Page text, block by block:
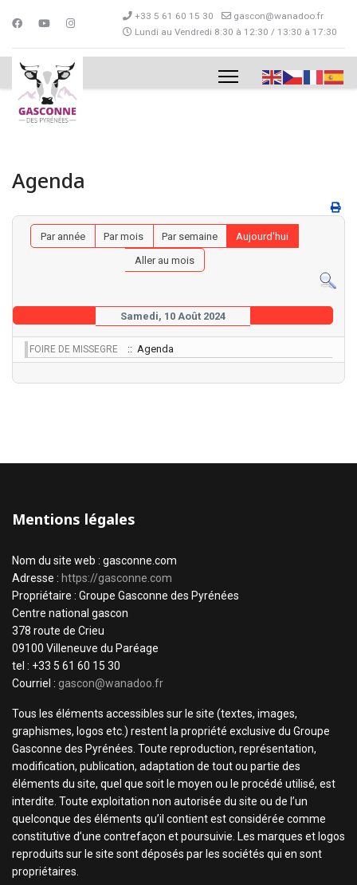
+33 5 61 60 15 30
gascon@wanadoo.fr
Lundi au Vendredi 8:30 à 12:30 / 13:30 à 17:30
Agenda
Par année Par mois Par semaine
Aujourd'hui
Aller au mois
Samedi, 10 Août 2024
FOIRE DE MISSEGRE :: Agenda
Mentions légales
Nom du site web : gasconne.com
Adresse : https://gasconne.com
Propriétaire : Groupe Gasconne des Pyrénées
Centre national gascon
378 route de Crieu
09100 Villeneuve du Paréage
tel : +33 5 61 60 15 30
Courriel : gascon@wanadoo.fr
Tous les éléments accessibles sur le site (textes, images,
graphismes, logos etc.) restent la propriété exclusive du Groupe
Gasconne des Pyrénées. Toute reproduction, représentation,
modification, publication, adaptation de tout ou partie des
éléments du site, quel que soit le moyen ou le procédé utilisé, est
interdite. Toute exploitation non autorisée du site ou de l’un
quelconque des éléments qu’il contient est considérée comme
constitutive d’une contrefaçon et poursuivie. Les marques et logos
reproduits sur le site sont déposés par les sociétés qui en sont
propriétaires.